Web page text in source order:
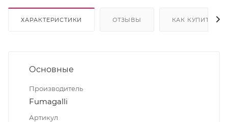
ХАРАКТЕРИСТИКИ ОТЗЫВЫ КАК КУПИТЬ
Основные
Производитель
Fumagalli
Артикул